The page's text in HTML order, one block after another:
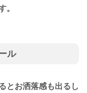
。
ル
とお洒落感も出るし